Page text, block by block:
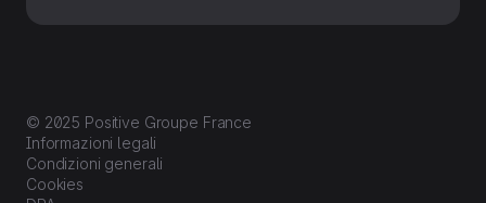
© 2025 Positive Groupe France
Informazioni legali
Condizioni generali
Cookies